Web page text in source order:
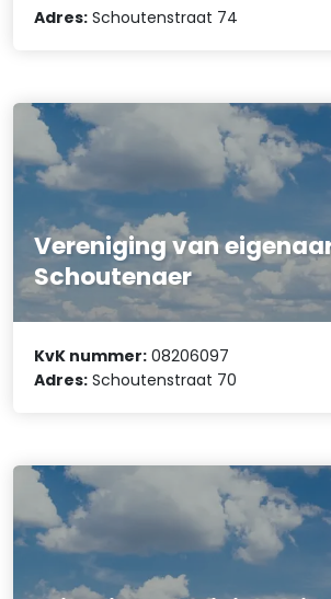
Adres: Schoutenstraat 74
Vereniging van
Schoutenaer
KvK nummer: 08206097
Adres: Schoutenstraat 70